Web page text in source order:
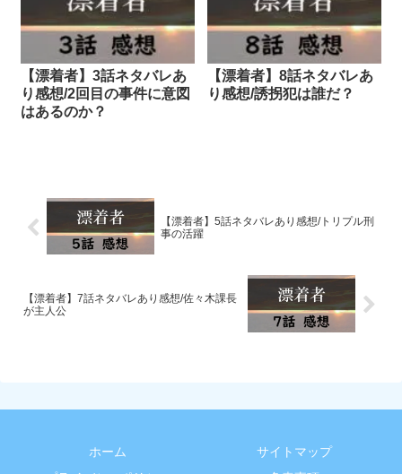
【漂着者】3話ネタバレあ
り感想/2回目の事件に意図
はあるのか？
【漂着者】8話ネタバレあ
り感想/誘拐犯は誰だ？
【漂着者】5話ネタバレあり感想/トリプル刑
事の活躍
【漂着者】7話ネタバレあり感想/佐々木課長
が主人公
ホーム
サイトマップ